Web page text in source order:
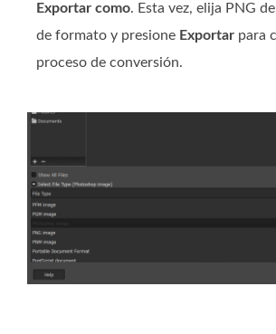
Exportar como. Esta vez, elija PNG
de formato y presione Exportar para
proceso de conversión.